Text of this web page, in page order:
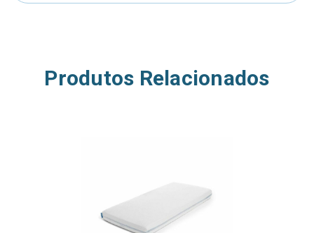
Produtos Relacionados